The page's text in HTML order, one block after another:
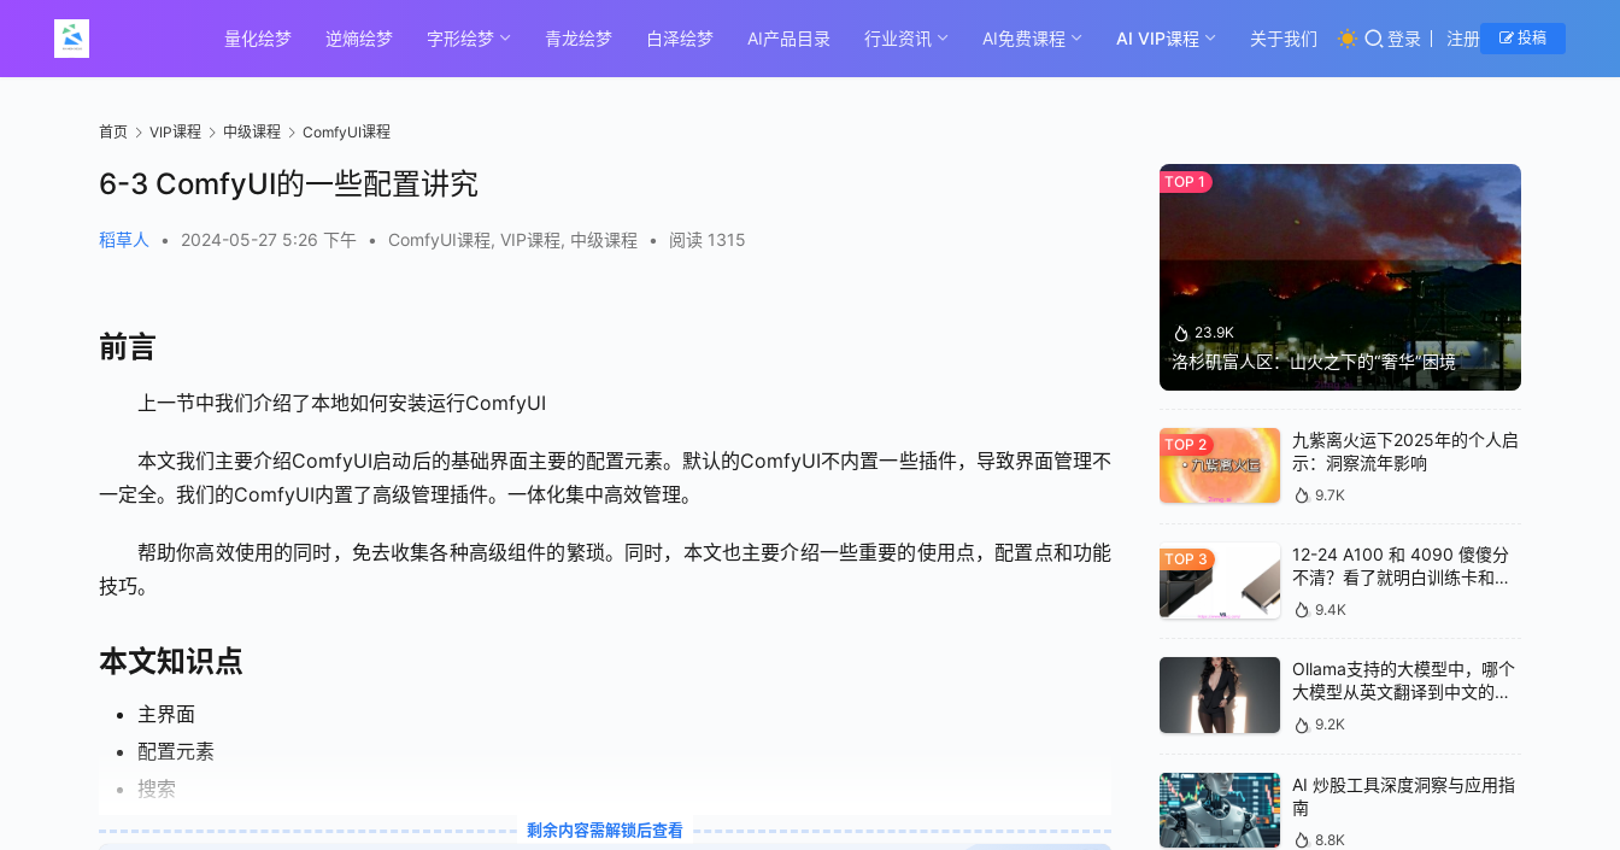
量化绘梦 逆熵绘梦 字形绘梦 青龙绘梦 白泽绘梦 AI产品目录 行业资讯 AI免费课程 AI VIP课程 关于我们 登录 注册 投稿
首页 VIP课程 中级课程 ComfyUI课程
6-3 ComfyUI的一些配置讲究
稻草人 • 2024-05-27 5:26 下午 • ComfyUI课程, VIP课程, 中级课程 • 阅读 1315
前言
上一节中我们介绍了本地如何安装运行ComfyUI
本文我们主要介绍ComfyUI启动后的基础界面主要的配置元素。默认的ComfyUI不内置一些插件，导致界面管理不
一定全。我们的ComfyUI内置了高级管理插件。一体化集中高效管理。
帮助你高效使用的同时，免去收集各种高级组件的繁琐。同时，本文也主要介绍一些重要的使用点，配置点和功能
技巧。
本文知识点
主界面
配置元素
搜索
剩余内容需解锁后查看
23.9K
洛杉矶富人区：山火之下的“奢华”困境
九紫离火运下2025年的个人启
示：洞察流年影响
9.7K
12-24 A100 和 4090 傻傻分
不清？看了就明白训练卡和推
理卡的区别
9.4K
Ollama支持的大模型中，哪个
大模型从英文翻译到中文的效
果最好
9.2K
AI 炒股工具深度洞察与应用指
南
8.8K